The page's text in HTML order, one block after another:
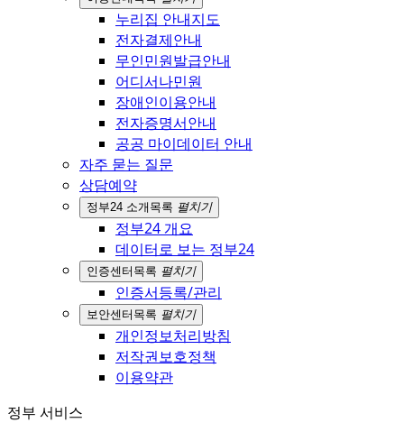
누리집 안내지도
전자결제안내
무인민원발급안내
어디서나민원
장애인이용안내
전자증명서안내
공공 마이데이터 안내
자주 묻는 질문
상담예약
정부24 소개 목록 펼치기
정부24 개요
데이터로 보는 정부24
인증센터 목록 펼치기
인증서등록/관리
보안센터 목록 펼치기
개인정보처리방침
저작권보호정책
이용약관
정부 서비스